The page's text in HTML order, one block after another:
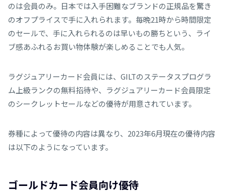
のは会員のみ。日本では入手困難なブランドの正規品を驚き
のオフプライスで手に入れられます。毎晩21時から時間限定
のセールで、手に入れられるのは早いもの勝ちという、ライ
ブ感あふれるお買い物体験が楽しめることでも人気。
ラグジュアリーカード会員には、GILTのステータスプログラ
ム上級ランクの無料招待や、ラグジュアリーカード会員限定
のシークレットセールなどの優待が用意されています。
券種によって優待の内容は異なり、2023年6月現在の優待内容
は以下のようになっています。
ゴールドカード会員向け優待